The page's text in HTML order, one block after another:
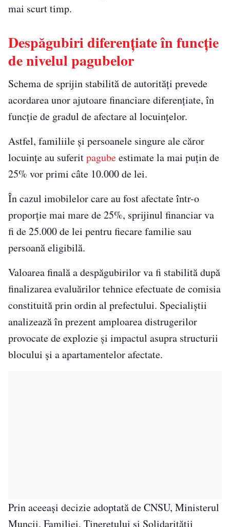
mai scurt timp.
Despăgubiri diferențiate în funcție
de nivelul pagubelor
Schema de sprijin stabilită de autorități prevede
acordarea unor ajutoare financiare diferențiate, în
funcție de gradul de afectare al locuințelor.
Astfel, familiile și persoanele singure ale căror
locuințe au suferitpagubeestimate la mai puțin de
25% vor primi câte 10.000 de lei.
În cazul imobilelor care au fost afectate într-o
proporție mai mare de 25%, sprijinul financiar va
fi de 25.000 de lei pentru fiecare familie sau
persoană eligibilă.
Valoarea finală a despăgubirilor va fi stabilită după
finalizarea evaluărilor tehnice efectuate de comisia
constituită prin ordin al prefectului. Specialiștii
analizează în prezent amploarea distrugerilor
provocate de explozie și impactul asupra structurii
blocului și a apartamentelor afectate.
Prin aceeași decizie adoptată de CNSU, Ministerul
Muncii, Familiei, Tineretului și Solidarității